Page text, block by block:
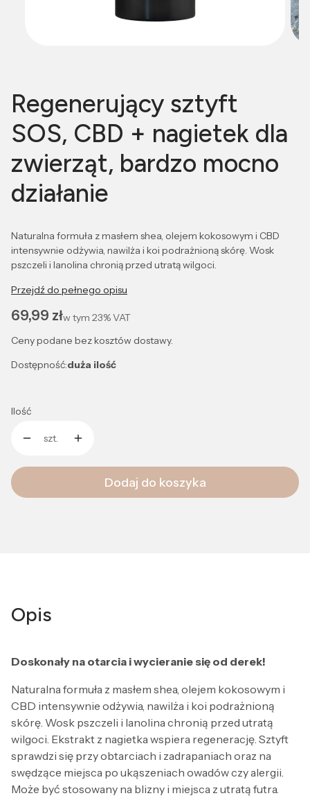
Regenerujący sztyft
SOS, CBD + nagietek dla
zwierząt, bardzo mocno
działanie
Naturalna formuła z masłem shea, olejem kokosowym i CBD
intensywnie odżywia, nawilża i koi podrażnioną skórę. Wosk
pszczeli i lanolina chronią przed utratą wilgoci.
Przejdź do pełnego opisu
Cena
69,99 złw tym 23%VAT
Ceny podane bez kosztów dostawy.
Dostępność:duża ilość
Ilość
szt.
Dodaj do koszyka
Opis
Doskonały na otarcia i wycieranie się od derek!
Naturalna formuła z masłem shea, olejem kokosowym i
CBD intensywnie odżywia, nawilża i koi podrażnioną
skórę. Wosk pszczeli i lanolina chronią przed utratą
wilgoci. Ekstrakt z nagietka wspiera regenerację. Sztyft
sprawdzi się przy obtarciach i zadrapaniach oraz na
swędzące miejsca po ukąszeniach owadów czy alergii.
Może być stosowany na blizny i miejsca z utratą futra.